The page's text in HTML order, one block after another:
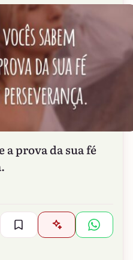
a prova da sua fé